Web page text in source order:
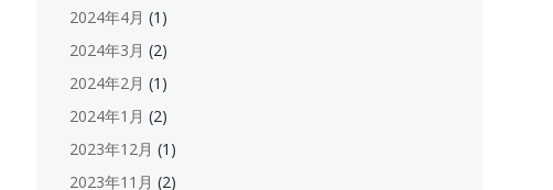
2024年4月 (1)
2024年3月 (2)
2024年2月 (1)
2024年1月 (2)
2023年12月 (1)
2023年11月 (2)